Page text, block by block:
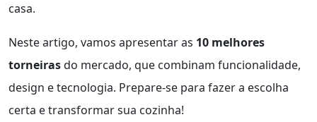
casa.
Neste artigo, vamos apresentar as 10 melhores
torneirasdo mercado, que combinam funcionalidade,
design e tecnologia. Prepare-se para fazer a escolha
certa e transformar sua cozinha!